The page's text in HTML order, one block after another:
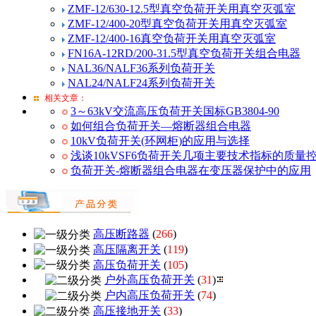
ZMF-12/630-12.5型真空负荷开关用真空灭弧室
ZMF-12/400-20型真空负荷开关用真空灭弧室
ZMF-12/400-16真空负荷开关用真空灭弧室
FN16A-12RD/200-31.5型真空负荷开关组合电器
NAL36/NALF36系列负荷开关
NAL24/NALF24系列负荷开关
相关文章：
3～63kV交流高压负荷开关国标GB3804-90
如何组合负荷开关—熔断器组合电器
10kV负荷开关(环网柜)的应用与选择
浅谈10kVSF6负荷开关几项主要技术指标的质量
负荷开关-熔断器组合电器在变压器保护中的应用
高压断路器 (266)
高压隔离开关 (119)
高压负荷开关 (105)
户外高压负荷开关 (31)
户内高压负荷开关 (74)
高压接地开关 (33)